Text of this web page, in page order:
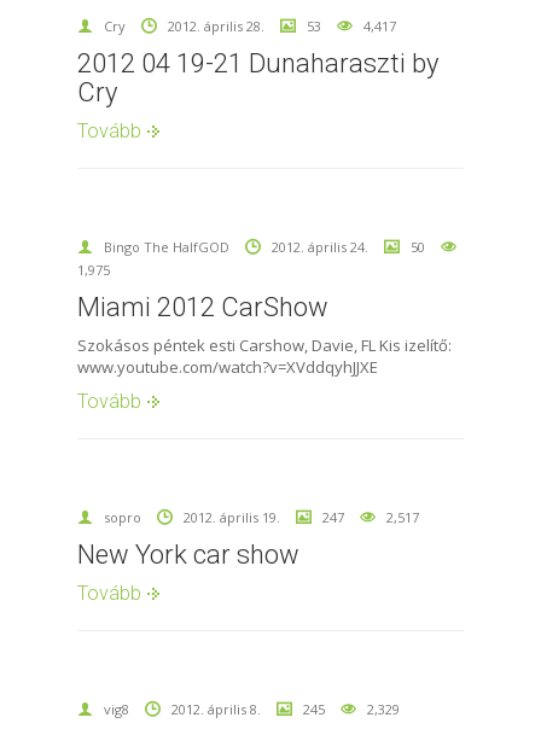
Cry 2012. április 28. 53 4,417
2012 04 19-21 Dunaharaszti by
Cry
Tovább
Bingo The HalfGOD 2012. április 24.
50
1,975
Miami 2012 CarShow
Szokásos péntek esti Carshow, Davie, FL Kis izelítő:
www.youtube.com/watch?v=XVddqyhJJXE
Tovább
sopro 2012. április 19. 247 2,517
New York car show
Tovább
vig8 2012. április 8. 245 2,329